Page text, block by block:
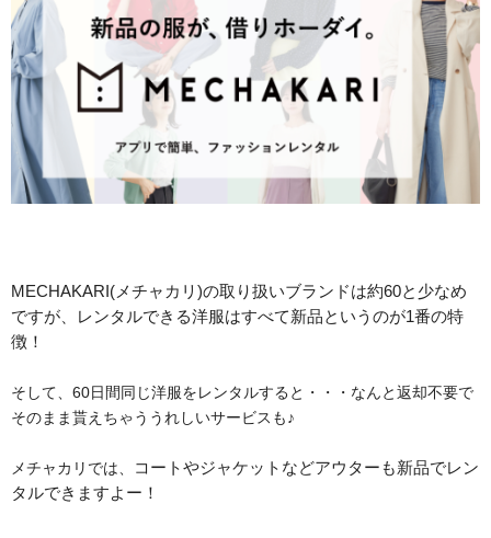
MECHAKARI(メチャカリ)の取り扱いブランドは約60と少なめ
ですが、レンタルできる洋服はすべて新品というのが1番の特
徴！
そして、60日間同じ洋服をレンタルすると・・・なんと返却不要で
そのまま貰えちゃううれしいサービスも♪
メチャカリでは、
コートやジャケットなどアウターも新品でレン
タルできますよー！